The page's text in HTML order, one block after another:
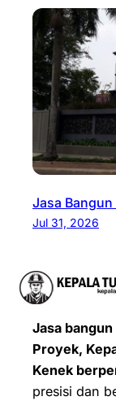
Jasa Bangun
Jul 31, 2026
Jasa
Proyek,
Kenek
presisi dan